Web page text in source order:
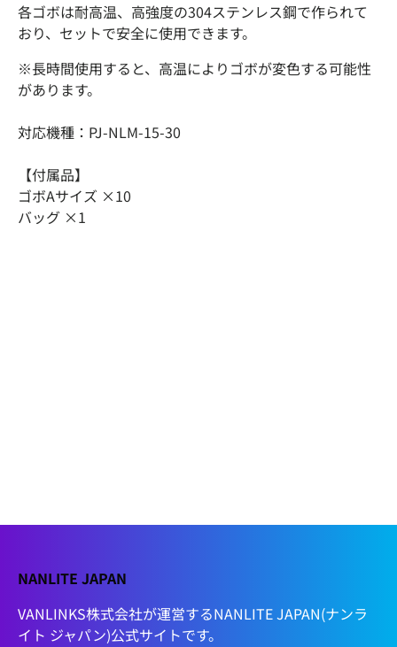
各ゴボは耐高温、高強度の304ステンレス鋼で作られて
おり、セットで安全に使用できます。
※長時間使用すると、高温によりゴボが変色する可能性
があります。
対応機種：PJ-NLM-15-30
【付属品】
ゴボAサイズ ×10
バッグ ×1
NANLITE JAPAN
VANLINKS株式会社が運営するNANLITE JAPAN(ナンラ
イト ジャパン)公式サイトです。